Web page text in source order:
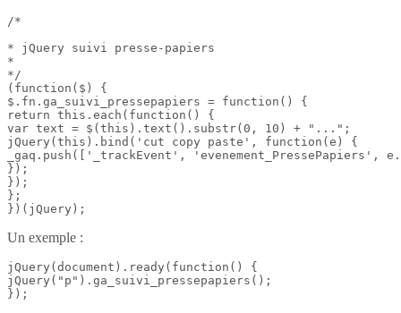
/*
* jQuery suivi presse-papiers
*
*/
(function($) {
$.fn.ga_suivi_pressepapiers = function() {
return this.each(function() {
var text = $(this).text().substr(0, 10) + "...";
jQuery(this).bind('cut copy paste', function(e) {
_gaq.push(['_trackEvent', 'evenement_PressePapiers',
});
});
};
})(jQuery);
Un exemple :
jQuery(document).ready(function() {
jQuery("p").ga_suivi_pressepapiers();
});